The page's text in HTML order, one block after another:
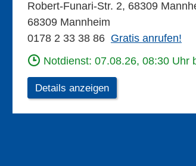
Robert-Funari-Str. 2, 68309
68309 Mannheim
0178 2 33 38 86 Gratis anrufen!
Notdienst: 07.08.26, 08:30 Uhr
Details anzeigen